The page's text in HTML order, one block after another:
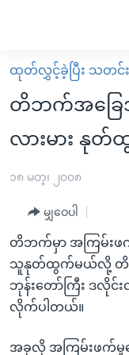
လွယ်ကူ
စေ
များ
အကြောင်းအရာ
ကျော်
ကြည့်
မူလစာမျက်နှာ
မြန်မာ
ကမ္ဘာ့သတင်းများ
အစ္စရေး-ပါလက်စတိုင်း
ရပ်ဝန်းတခု လမ်းတ
အင်္ဂလိပ်စာလေ့လာမ
အမေရိကန်သုံးအီဒီယံ
မကြေးမုံရဲ့ အင်္ဂလိပ်စာ
ရုပ်ရှင်ထဲက အင်္ဂလိပ်စာ
အပတ်စဉ်ကဏ္ဍများ
ရေဒီယို
တီဗွီ
ရေဒီယိုနှင့်ရုပ်သံ အခ
ရေဒီယို/တီဗွီအစီအစဉ်
ထုတ်လွှင့်ခဲ့ပြီး သတင်းမ
တိဘက်အခြေ
လားမား နု
၁၈ မတ္၊ ၂၀၀၈
မျှဝေပါ
တိဘက်မှာ အကြမ်းဖ
သူနုတ်ထွက်မယ်လို့ တိဘ
ဘုန်းတော်ကြီး ဒလိုင်း
လိုက်ပါတယ်။
အခုလို အကြမ်းဖက်မှု